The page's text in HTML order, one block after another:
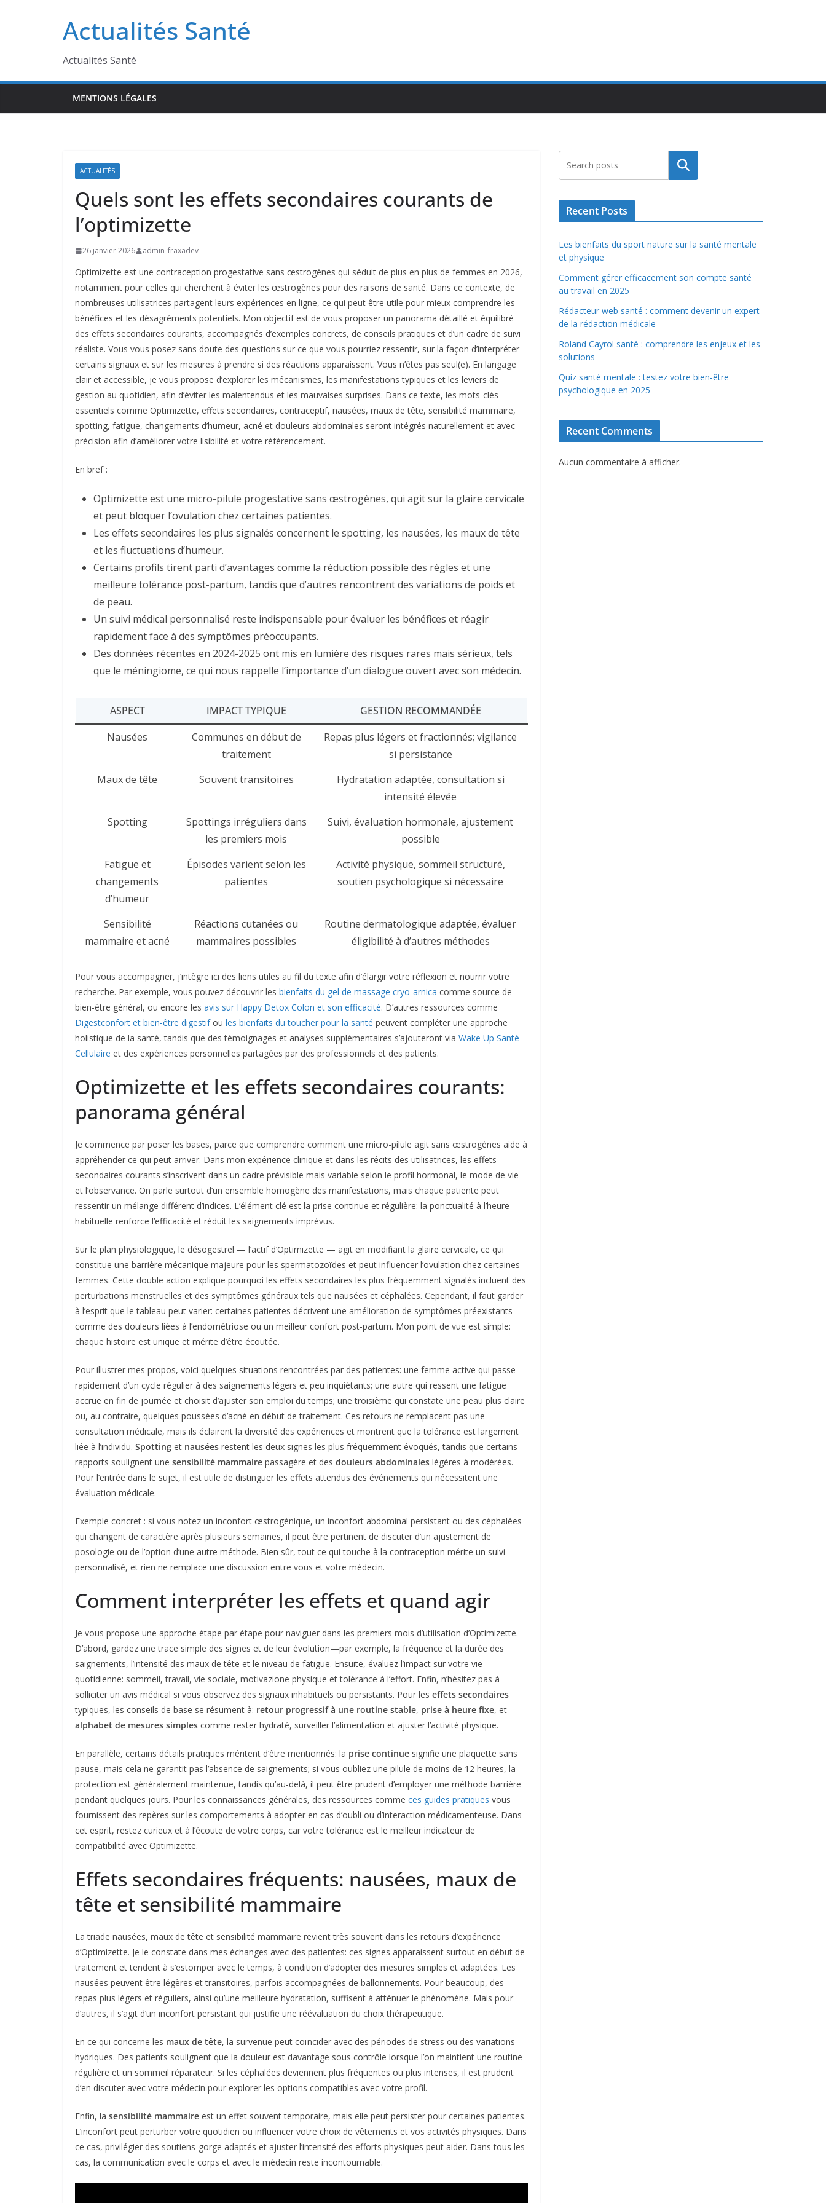
Actualités Santé
Actualités Santé
MENTIONS LÉGALES
ACTUALITÉS
Quels sont les effets secondaires courants de
l’optimizette
26 janvier 2026 admin_fraxadev
Optimizette est une contraception progestative sans œstrogènes qui séduit de plus en plus de femmes en 2026,
notamment pour celles qui cherchent à éviter les œstrogènes pour des raisons de santé. Dans ce contexte, de
nombreuses utilisatrices partagent leurs expériences en ligne, ce qui peut être utile pour mieux comprendre les
bénéfices et les désagréments potentiels. Mon objectif est de vous proposer un panorama détaillé et équilibré
des effets secondaires courants, accompagnés d’exemples concrets, de conseils pratiques et d’un cadre de suivi
réaliste. Vous vous posez sans doute des questions sur ce que vous pourriez ressentir, sur la façon d’interpréter
certains signaux et sur les mesures à prendre si des réactions apparaissent. Vous n’êtes pas seul(e). En langage
clair et accessible, je vous propose d’explorer les mécanismes, les manifestations typiques et les leviers de
gestion au quotidien, afin d’éviter les malentendus et les mauvaises surprises. Dans ce texte, les mots-clés
essentiels comme Optimizette, effets secondaires, contraceptif, nausées, maux de tête, sensibilité mammaire,
spotting, fatigue, changements d’humeur, acné et douleurs abdominales seront intégrés naturellement et avec
précision afin d’améliorer votre lisibilité et votre référencement.
En bref :
Optimizette est une micro-pilule progestative sans œstrogènes, qui agit sur la glaire cervicale
et peut bloquer l’ovulation chez certaines patientes.
Les effets secondaires les plus signalés concernent le spotting, les nausées, les maux de tête
et les fluctuations d’humeur.
Certains profils tirent parti d’avantages comme la réduction possible des règles et une
meilleure tolérance post-partum, tandis que d’autres rencontrent des variations de poids et
de peau.
Un suivi médical personnalisé reste indispensable pour évaluer les bénéfices et réagir
rapidement face à des symptômes préoccupants.
Des données récentes en 2024-2025 ont mis en lumière des risques rares mais sérieux, tels
que le méningiome, ce qui nous rappelle l’importance d’un dialogue ouvert avec son médecin.
ASPECT IMPACT TYPIQUE
GESTION RECOMMANDÉE
Nausées
Communes en début de
traitement
Repas plus légers et fractionnés; vigilance
si persistance
Maux de tête
Souvent transitoires
Hydratation adaptée, consultation si
intensité élevée
Spotting
Spottings irréguliers dans
les premiers mois
Suivi, évaluation hormonale, ajustement
possible
Fatigue et
changements
d’humeur
Épisodes varient selon les
patientes
Activité physique, sommeil structuré,
soutien psychologique si nécessaire
Sensibilité
mammaire et acné
Réactions cutanées ou
mammaires possibles
Routine dermatologique adaptée, évaluer
éligibilité à d’autres méthodes
Pour vous accompagner, j’intègre ici des liens utiles au fil du texte afin d’élargir votre réflexion et nourrir votre
recherche. Par exemple, vous pouvez découvrir les bienfaits du gel de massage cryo-arnica comme source de
bien-être général, ou encore les avis sur Happy Detox Colon et son efficacité. D’autres ressources comme
Digestconfort et bien-être digestifou les bienfaits du toucher pour la santé peuvent compléter une approche
holistique de la santé, tandis que des témoignages et analyses supplémentaires s’ajouteront via Wake Up Santé
Cellulaire et des expériences personnelles partagées par des professionnels et des patients.
Optimizette et les effets secondaires courants:
panorama général
Je commence par poser les bases, parce que comprendre comment une micro-pilule agit sans œstrogènes aide à
appréhender ce qui peut arriver. Dans mon expérience clinique et dans les récits des utilisatrices, les effets
secondaires courants s’inscrivent dans un cadre prévisible mais variable selon le profil hormonal, le mode de vie
et l’observance. On parle surtout d’un ensemble homogène des manifestations, mais chaque patiente peut
ressentir un mélange différent d’indices. L’élément clé est la prise continue et régulière: la ponctualité à l’heure
habituelle renforce l’efficacité et réduit les saignements imprévus.
Sur le plan physiologique, le désogestrel — l’actif d’Optimizette — agit en modifiant la glaire cervicale, ce qui
constitue une barrière mécanique majeure pour les spermatozoïdes et peut influencer l’ovulation chez certaines
femmes. Cette double action explique pourquoi les effets secondaires les plus fréquemment signalés incluent des
perturbations menstruelles et des symptômes généraux tels que nausées et céphalées. Cependant, il faut garder
à l’esprit que le tableau peut varier: certaines patientes décrivent une amélioration de symptômes préexistants
comme des douleurs liées à l’endométriose ou un meilleur confort post-partum. Mon point de vue est simple:
chaque histoire est unique et mérite d’être écoutée.
Pour illustrer mes propos, voici quelques situations rencontrées par des patientes: une femme active qui passe
rapidement d’un cycle régulier à des saignements légers et peu inquiétants; une autre qui ressent une fatigue
accrue en fin de journée et choisit d’ajuster son emploi du temps; une troisième qui constate une peau plus claire
ou, au contraire, quelques poussées d’acné en début de traitement. Ces retours ne remplacent pas une
consultation médicale, mais ils éclairent la diversité des expériences et montrent que la tolérance est largement
liée à l’individu. Spotting et nausées restent les deux signes les plus fréquemment évoqués, tandis que certains
rapports soulignent une sensibilité mammaire passagère et des douleurs abdominales légères à modérées.
Pour l’entrée dans le sujet, il est utile de distinguer les effets attendus des événements qui nécessitent une
évaluation médicale.
Exemple concret : si vous notez un inconfort œstrogénique, un inconfort abdominal persistant ou des céphalées
qui changent de caractère après plusieurs semaines, il peut être pertinent de discuter d’un ajustement de
posologie ou de l’option d’une autre méthode. Bien sûr, tout ce qui touche à la contraception mérite un suivi
personnalisé, et rien ne remplace une discussion entre vous et votre médecin.
Comment interpréter les effets et quand agir
Je vous propose une approche étape par étape pour naviguer dans les premiers mois d’utilisation d’Optimizette.
D’abord, gardez une trace simple des signes et de leur évolution—par exemple, la fréquence et la durée des
saignements, l’intensité des maux de tête et le niveau de fatigue. Ensuite, évaluez l’impact sur votre vie
quotidienne: sommeil, travail, vie sociale, motivazione physique et tolérance à l’effort. Enfin, n’hésitez pas à
solliciter un avis médical si vous observez des signaux inhabituels ou persistants. Pour les effets secondaires
typiques, les conseils de base se résument à: retour progressif à une routine stable, prise à heure fixe, et
alphabet de mesures simples comme rester hydraté, surveiller l’alimentation et ajuster l’activité physique.
En parallèle, certains détails pratiques méritent d’être mentionnés: la prise continue signifie une plaquette sans
pause, mais cela ne garantit pas l’absence de saignements; si vous oubliez une pilule de moins de 12 heures, la
protection est généralement maintenue, tandis qu’au-delà, il peut être prudent d’employer une méthode barrière
pendant quelques jours. Pour les connaissances générales, des ressources comme ces guides pratiques vous
fournissent des repères sur les comportements à adopter en cas d’oubli ou d’interaction médicamenteuse. Dans
cet esprit, restez curieux et à l’écoute de votre corps, car votre tolérance est le meilleur indicateur de
compatibilité avec Optimizette.
Effets secondaires fréquents: nausées, maux de
tête et sensibilité mammaire
La triade nausées, maux de tête et sensibilité mammaire revient très souvent dans les retours d’expérience
d’Optimizette. Je le constate dans mes échanges avec des patientes: ces signes apparaissent surtout en début de
traitement et tendent à s’estomper avec le temps, à condition d’adopter des mesures simples et adaptées. Les
nausées peuvent être légères et transitoires, parfois accompagnées de ballonnements. Pour beaucoup, des
repas plus légers et réguliers, ainsi qu’une meilleure hydratation, suffisent à atténuer le phénomène. Mais pour
d’autres, il s’agit d’un inconfort persistant qui justifie une réévaluation du choix thérapeutique.
En ce qui concerne les maux de tête, la survenue peut coïncider avec des périodes de stress ou des variations
hydriques. Des patients soulignent que la douleur est davantage sous contrôle lorsque l’on maintient une routine
régulière et un sommeil réparateur. Si les céphalées deviennent plus fréquentes ou plus intenses, il est prudent
d’en discuter avec votre médecin pour explorer les options compatibles avec votre profil.
Enfin, la sensibilité mammaire est un effet souvent temporaire, mais elle peut persister pour certaines patientes.
L’inconfort peut perturber votre quotidien ou influencer votre choix de vêtements et vos activités physiques. Dans
ce cas, privilégier des soutiens-gorge adaptés et ajuster l’intensité des efforts physiques peut aider. Dans tous les
cas, la communication avec le corps et avec le médecin reste incontournable.
Rechercher
Recent Posts
Les bienfaits du sport nature sur la santé mentale
et physique
Comment gérer efficacement son compte santé
au travail en 2025
Rédacteur web santé : comment devenir un expert
de la rédaction médicale
Roland Cayrol santé : comprendre les enjeux et les
solutions
Quiz santé mentale : testez votre bien-être
psychologique en 2025
Recent Comments
Aucun commentaire à afficher.